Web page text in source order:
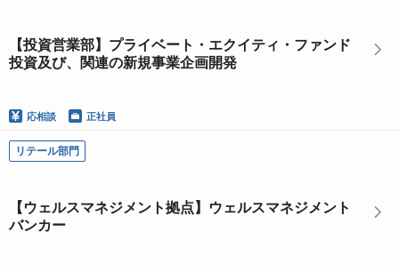
【投資営業部】プライベート・エクイティ・ファンド
投資及び、関連の新規事業企画開発
応相談 正社員
リテール部門
【ウェルスマネジメント拠点】ウェルスマネジメント
バンカー